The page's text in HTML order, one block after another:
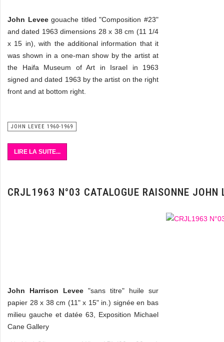
John Leveegouache titled "Composition #23"
and dated 1963 dimensions 28 x 38 cm (11 1/4
x 15 in), with the additional information that it
was shown in a one-man show by the artist at
the Haifa Museum of Art in Israel in 1963
signed and dated 1963 by the artist on the right
front and at bottom right.
JOHN LEVEE 1960-1969
LIRE LA SUITE...
CRJL1963 N°03 CATALOGUE RAISONNE JOHN
John Harrison Levee "sans titre" huile sur
papier 28 x 38 cm (11" x 15" in.) signée en bas
milieu gauche et datée 63, Exposition Michael
Cane Gallery